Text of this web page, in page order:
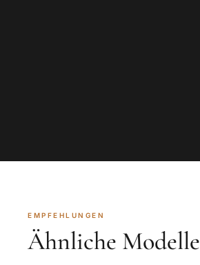
EMPFEHLUNGEN
Ähnliche Modelle